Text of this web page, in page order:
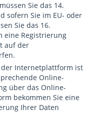
Sie das 14.
sofern Sie im EU- oder
Sie das 16.
eine Registrierung
auf der
Internetplattform ist
Online-
über das Online-
bekommen Sie eine
Ihrer Daten